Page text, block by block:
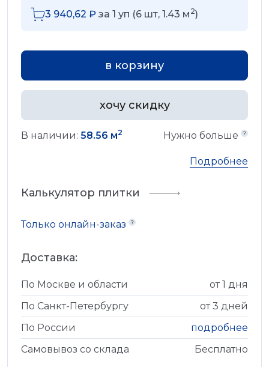
3 940,62 ₽ за 1 уп (6 шт, 1.43 м 2)
в корзину
хочу скидку
В наличии: 58.56 м2 Нужно больше
Подробнее
Калькулятор плитки
Только онлайн-заказ
Доставка:
По Москве и области
от 1 дня
По Санкт-Петербургу
от 3 дней
По России
подробнее
Самовывоз со склада
Бесплатно